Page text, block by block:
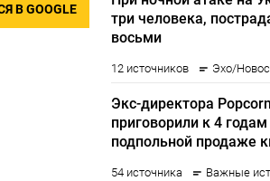
В GOOGLE